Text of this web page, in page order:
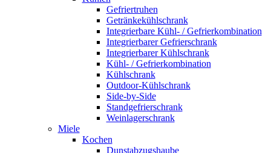
Gefriertruhen
Getränkekühlschrank
Integrierbare Kühl- / Gefrierkombination
Integrierbarer Gefrierschrank
Integrierbarer Kühlschrank
Kühl- / Gefrierkombination
Kühlschrank
Outdoor-Kühlschrank
Side-by-Side
Standgefrierschrank
Weinlagerschrank
Miele
Kochen
Dunstabzugshaube